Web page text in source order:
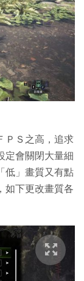
ＰＳ之高，追求
定會關閉大量細
低」畫質又有點
如下更改畫質各